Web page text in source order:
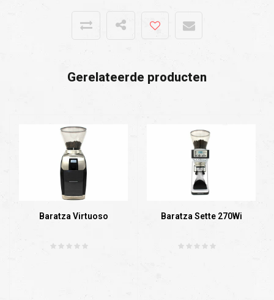
Gerelateerde producten
Baratza Virtuoso Baratza Sette 270Wi